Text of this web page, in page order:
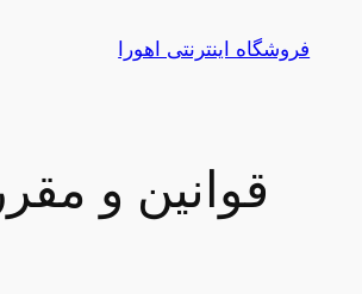
فروشگاه اینترنتی اهورا
قوانین و